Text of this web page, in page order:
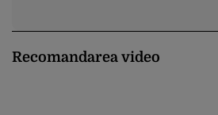
Recomandarea video